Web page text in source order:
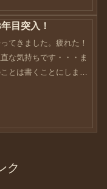
っていました。主に旅
目突入！
てきました。疲れた！
な気持ちです・・・ま
とは書くことにしま
新できて...
ク